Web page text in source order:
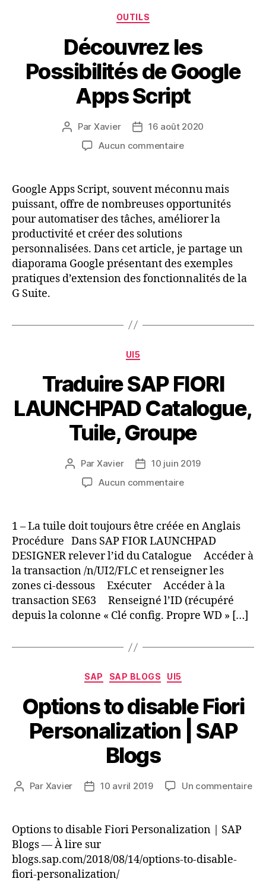
Catégories
OUTILS
Découvrez les
Possibilités de Google
Apps Script
Auteur
l’article
Par Xavier
Date16 août 2020
Aucun commentairesur
Possibilités
Google
Apps
Google Apps Script, souvent méconnu mais
puissant, offre de nombreuses opportunités
pour automatiser des tâches, améliorer la
productivité et créer des solutions
personnalisées. Dans cet article, je partage un
diaporama Google présentant des exemples
pratiques d’extension des fonctionnalités de la
G Suite.
Catégories
UI5
Traduire SAP FIORI
LAUNCHPAD Catalogue,
Tuile, Groupe
Auteur
l’article
Par Xavier
Date10 juin 2019
Aucun commentairesur
FIORI
LAUNCHPAD
Catalogue,
Tuile,
Groupe
1 – La tuile doit toujours être créée en Anglais
Procédure Dans SAP FIOR LAUNCHPAD
DESIGNER relever l’id du Catalogue Accéder à
la transaction /n/UI2/FLC et renseigner les
zones ci-dessous Exécuter Accéder à la
transaction SE63 Renseigné l’ID (récupéré
depuis la colonne « Clé config. Propre WD » […]
Catégories
SAP SAP BLOGS UI5
Options to disable Fiori
Personalization | SAP
Blogs
Auteur
Par Xavier
Date10 avril 2019 Un commentairesur
Options to disable Fiori Personalization | SAP
Blogs — À lire sur
blogs.sap.com/2018/08/14/options-to-disable-
fiori-personalization/